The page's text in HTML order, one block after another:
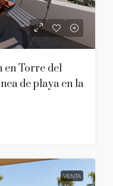
en Torre del
de playa en la
VENTA